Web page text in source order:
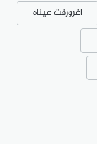
اغرورقت عيناه